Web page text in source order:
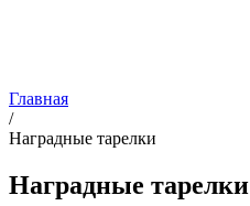
Главная
/
Наградные тарелки
Наградные тарелки